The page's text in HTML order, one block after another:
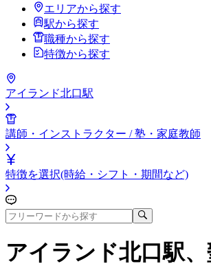
エリアから探す
駅から探す
職種から探す
特徴から探す
アイランド北口駅
講師・インストラクター / 塾・家庭教師
特徴を選択(時給・シフト・期間など)
アイランド北口駅